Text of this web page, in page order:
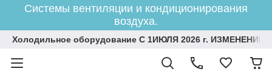
Системы вентиляции и кондиционирования
воздуха.
Холодильное оборудование С 1ИЮЛЯ 2026 г.